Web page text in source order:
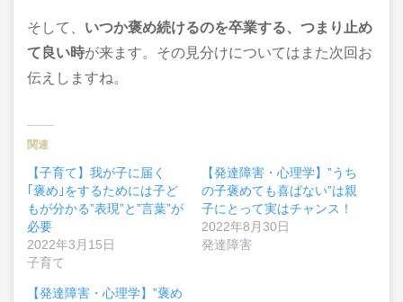
そして、 いつか褒め続けるのを卒業する、つまり止め
て良い時が来ます。その見分けについてはまた次回お
伝えしますね。
関連
【子育て】我が子に届く
｢褒め｣をするためには子ど
もが分かる”表現”と”言葉”が
必要
2022年3月15日
子育て
【発達障害・心理学】”うち
の子褒めても喜ばない”は親
子にとって実はチャンス！
2022年8月30日
発達障害
【発達障害・心理学】”褒め